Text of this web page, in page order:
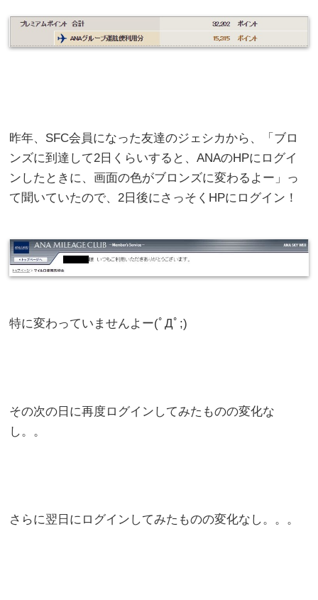
昨年、SFC会員になった友達のジェシカから、「ブロ
ンズに到達して2日くらいすると、ANAのHPにログイ
ンしたときに、画面の色がブロンズに変わるよー」っ
て聞いていたので、2日後にさっそくHPにログイン！
特に変わっていませんよー(ﾟДﾟ;)
その次の日に再度ログインしてみたものの変化な
し。。
さらに翌日にログインしてみたものの変化なし。。。